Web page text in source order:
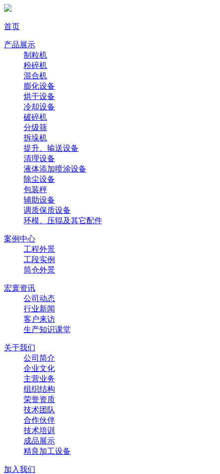
首页
产品展示
制粒机
粉碎机
混合机
膨化设备
烘干设备
冷却设备
破碎机
分级筛
拆垛机
提升、输送设备
清理设备
液体添加喷涂设备
除尘设备
包装秤
辅助设备
调质保质设备
环模、压辊及其它配件
案例中心
工程外景
工段实例
筒仓外景
宏寰资讯
公司动态
行业新闻
客户来访
生产知识课堂
关于我们
公司简介
企业文化
主营业务
组织结构
荣誉资质
技术团队
合作伙伴
技术培训
成品展示
精良加工设备
加入我们